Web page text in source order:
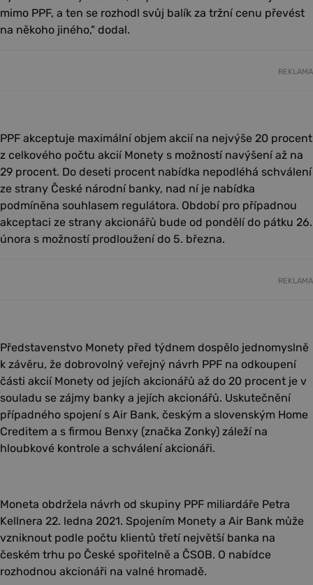
mimo PPF, a ten se rozhodl svůj balík za tržní cenu převést
na někoho jiného," dodal.
REKLAMA
PPF akceptuje maximální objem akcií na nejvýše 20 procent
z celkového počtu akcií Monety s možností navýšení až na
29 procent. Do deseti procent nabídka nepodléhá schválení
ze strany České národní banky, nad ní je nabídka
podmíněna souhlasem regulátora. Období pro případnou
akceptaci ze strany akcionářů bude od pondělí do pátku 26.
února s možností prodloužení do 5. března.
REKLAMA
Představenstvo Monety před týdnem dospělo jednomyslně
k závěru, že dobrovolný veřejný návrh PPF na odkoupení
části akcií Monety od jejích akcionářů až do 20 procent je v
souladu se zájmy banky a jejích akcionářů. Uskutečnění
případného spojení s Air Bank, českým a slovenským Home
Creditem a s firmou Benxy (značka Zonky) záleží na
hloubkové kontrole a schválení akcionáři.
Moneta obdržela návrh od skupiny PPF miliardáře Petra
Kellnera 22. ledna 2021. Spojením Monety a Air Bank může
vzniknout podle počtu klientů třetí největší banka na
českém trhu po České spořitelně a ČSOB. O nabídce
rozhodnou akcionáři na valné hromadě.